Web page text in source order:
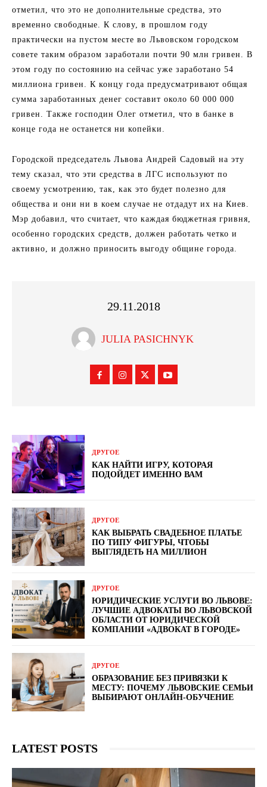
отметил, что это не дополнительные средства, это
временно свободные. К слову, в прошлом году
практически на пустом месте во Львовском городском
совете таким образом заработали почти 90 млн гривен. В
этом году по состоянию на сейчас уже заработано 54
миллиона гривен. К концу года предусматривают общая
сумма заработанных денег составит около 60 000 000
гривен. Также господин Олег отметил, что в банке в
конце года не останется ни копейки.
Городской председатель Львова Андрей Садовый на эту
тему сказал, что эти средства в ЛГС используют по
своему усмотрению, так, как это будет полезно для
общества и они ни в коем случае не отдадут их на Киев.
Мэр добавил, что считает, что каждая бюджетная гривня,
особенно городских средств, должен работать четко и
активно, и должно приносить выгоду общине города.
29.11.2018
JULIA PASICHNYK
ДРУГОЕ
КАК НАЙТИ ИГРУ, КОТОРАЯ
ПОДОЙДЕТ ИМЕННО ВАМ
ДРУГОЕ
КАК ВЫБРАТЬ СВАДЕБНОЕ ПЛАТЬЕ
ПО ТИПУ ФИГУРЫ, ЧТОБЫ
ВЫГЛЯДЕТЬ НА МИЛЛИОН
ДРУГОЕ
ЮРИДИЧЕСКИЕ УСЛУГИ ВО ЛЬВОВЕ:
ЛУЧШИЕ АДВОКАТЫ ВО ЛЬВОВСКОЙ
ОБЛАСТИ ОТ ЮРИДИЧЕСКОЙ
КОМПАНИИ «АДВОКАТ В ГОРОДЕ»
ДРУГОЕ
ОБРАЗОВАНИЕ БЕЗ ПРИВЯЗКИ К
МЕСТУ: ПОЧЕМУ ЛЬВОВСКИЕ СЕМЬИ
ВЫБИРАЮТ ОНЛАЙН-ОБУЧЕНИЕ
LATEST POSTS